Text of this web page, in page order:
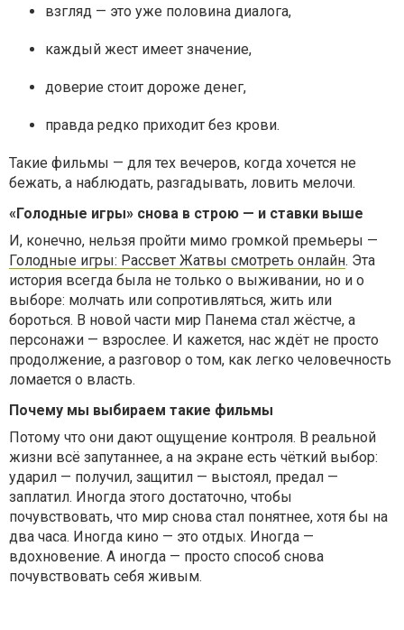
взгляд — это уже половина диалога,
каждый жест имеет значение,
доверие стоит дороже денег,
правда редко приходит без крови.
Такие фильмы — для тех вечеров, когда хочется не
бежать, а наблюдать, разгадывать, ловить мелочи.
«Голодные игры» снова в строю — и ставки выше
И, конечно, нельзя пройти мимо громкой премьеры —
Голодные игры: Рассвет Жатвы смотреть онлайн. Эта
история всегда была не только о выживании, но и о
выборе: молчать или сопротивляться, жить или
бороться. В новой части мир Панема стал жёстче, а
персонажи — взрослее. И кажется, нас ждёт не просто
продолжение, а разговор о том, как легко человечность
ломается о власть.
Почему мы выбираем такие фильмы
Потому что они дают ощущение контроля. В реальной
жизни всё запутаннее, а на экране есть чёткий выбор:
ударил — получил, защитил — выстоял, предал —
заплатил. Иногда этого достаточно, чтобы
почувствовать, что мир снова стал понятнее, хотя бы на
два часа. Иногда кино — это отдых. Иногда —
вдохновение. А иногда — просто способ снова
почувствовать себя живым.